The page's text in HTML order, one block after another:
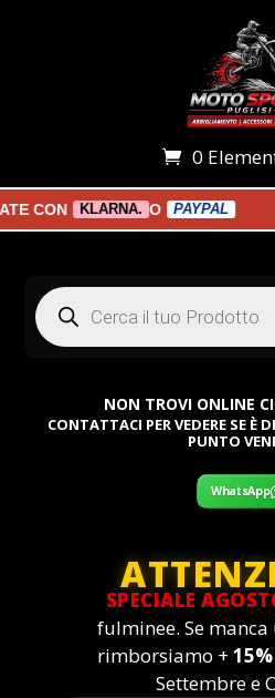
0
CON KLARNA. O PAYPAL
Products
search
NON TROVI ONLINE
CONTATTACI PER VEDERE SE È
PUNTO
WhatsApp
SPECIALE
fulminee. Se
rimborsiamo +
Settembre e